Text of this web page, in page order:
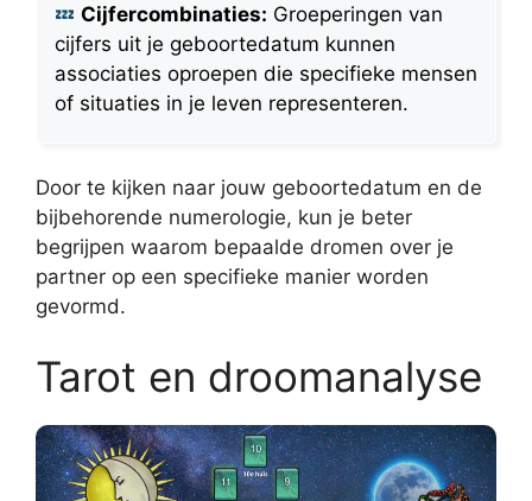
Cijfercombinaties: Groeperingen van
cijfers uit je geboortedatum kunnen
associaties oproepen die specifieke mensen
of situaties in je leven representeren.
Door te kijken naar jouw geboortedatum en de
bijbehorende numerologie, kun je beter
begrijpen waarom bepaalde dromen over je
partner op een specifieke manier worden
gevormd.
Tarot en droomanalyse